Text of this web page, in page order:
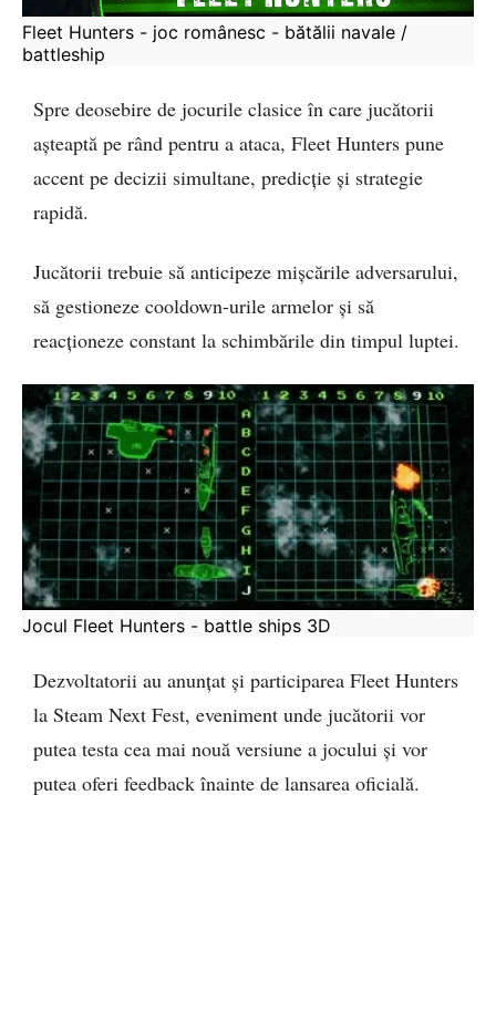
Fleet Hunters - joc românesc - bătălii navale /
battleship
Spre deosebire de jocurile clasice în care jucătorii
așteaptă pe rând pentru a ataca, Fleet Hunters pune
accent pe decizii simultane, predicție și strategie
rapidă.
Jucătorii trebuie să anticipeze mișcările adversarului,
să gestioneze cooldown-urile armelor și să
reacționeze constant la schimbările din timpul luptei.
Jocul Fleet Hunters - battle ships 3D
Dezvoltatorii au anunțat și participarea Fleet Hunters
la Steam Next Fest, eveniment unde jucătorii vor
putea testa cea mai nouă versiune a jocului și vor
putea oferi feedback înainte de lansarea oficială.